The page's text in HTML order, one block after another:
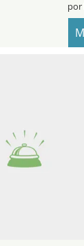
por